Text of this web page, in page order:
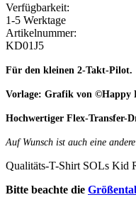
Verfügbarkeit:
1-5 Werktage
Artikelnummer:
KD01J5
Für den kleinen 2-Takt-Pilot.
Vorlage: Grafik von ©Happy
Hochwertiger Flex-Transfer-
Auf Wunsch ist auch eine
Qualitäts-T-Shirt SOLs Kid
Bitte beachte die